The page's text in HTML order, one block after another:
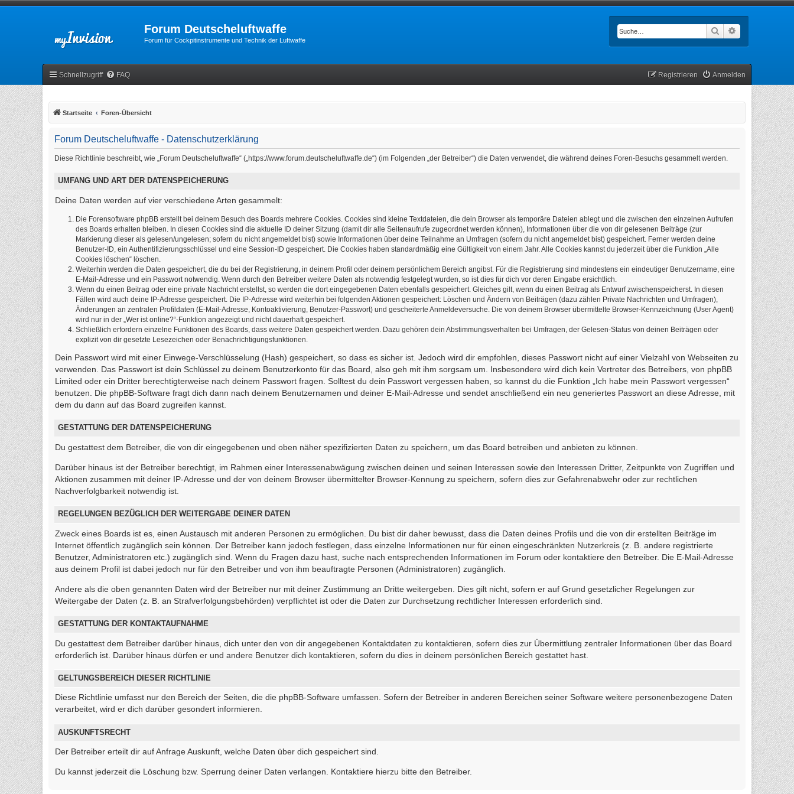
Forum Deutscheluftwaffe
Forum für Cockpitinstrumente und Technik der Luftwaffe
Suche
Schnellzugriff FAQ Anmelden
Registrieren
Startseite Foren-Übersicht
Forum Deutscheluftwaffe - Datenschutzerklärung
Diese Richtlinie beschreibt, wie „Forum Deutscheluftwaffe“ („https://www.forum.deutscheluftwaffe.de“) (im Folgenden „der Betreiber“) die Daten verwendet, die während deines Foren-Besuchs gesammelt werden.
UMFANG UND ART DER DATENSPEICHERUNG
Deine Daten werden auf vier verschiedene Arten gesammelt:
Die Forensoftware phpBB erstellt bei deinem Besuch des Boards mehrere Cookies. Cookies sind kleine Textdateien, die dein Browser als temporäre Dateien ablegt und die zwischen den einzelnen Aufrufen
des Boards erhalten bleiben. In diesen Cookies sind die aktuelle ID deiner Sitzung (damit dir alle Seitenaufrufe zugeordnet werden können), Informationen über die von dir gelesenen Beiträge (zur
Markierung dieser als gelesen/ungelesen; sofern du nicht angemeldet bist) sowie Informationen über deine Teilnahme an Umfragen (sofern du nicht angemeldet bist) gespeichert. Ferner werden deine
Benutzer-ID, ein Authentifizierungsschlüssel und eine Session-ID gespeichert. Die Cookies haben standardmäßig eine Gültigkeit von einem Jahr. Alle Cookies kannst du jederzeit über die Funktion „Alle
Cookies löschen“ löschen.
Weiterhin werden die Daten gespeichert, die du bei der Registrierung, in deinem Profil oder deinem persönlichem Bereich angibst. Für die Registrierung sind mindestens ein eindeutiger Benutzername, eine
E-Mail-Adresse und ein Passwort notwendig. Wenn durch den Betreiber weitere Daten als notwendig festgelegt wurden, so ist dies für dich vor deren Eingabe ersichtlich.
Wenn du einen Beitrag oder eine private Nachricht erstellst, so werden die dort eingegebenen Daten ebenfalls gespeichert. Gleiches gilt, wenn du einen Beitrag als Entwurf zwischenspeicherst. In diesen
Fällen wird auch deine IP-Adresse gespeichert. Die IP-Adresse wird weiterhin bei folgenden Aktionen gespeichert: Löschen und Ändern von Beiträgen (dazu zählen Private Nachrichten und Umfragen),
Änderungen an zentralen Profildaten (E-Mail-Adresse, Kontoaktivierung, Benutzer-Passwort) und gescheiterte Anmeldeversuche. Die von deinem Browser übermittelte Browser-Kennzeichnung (User Agent)
wird nur in der „Wer ist online?“-Funktion angezeigt und nicht dauerhaft gespeichert.
Schließlich erfordern einzelne Funktionen des Boards, dass weitere Daten gespeichert werden. Dazu gehören dein Abstimmungsverhalten bei Umfragen, der Gelesen-Status von deinen Beiträgen oder
explizit von dir gesetzte Lesezeichen oder Benachrichtigungsfunktionen.
Dein Passwort wird mit einer Einwege-Verschlüsselung (Hash) gespeichert, so dass es sicher ist. Jedoch wird dir empfohlen, dieses Passwort nicht auf einer Vielzahl von Webseiten zu
verwenden. Das Passwort ist dein Schlüssel zu deinem Benutzerkonto für das Board, also geh mit ihm sorgsam um. Insbesondere wird dich kein Vertreter des Betreibers, von phpBB
Limited oder ein Dritter berechtigterweise nach deinem Passwort fragen. Solltest du dein Passwort vergessen haben, so kannst du die Funktion „Ich habe mein Passwort vergessen“
benutzen. Die phpBB-Software fragt dich dann nach deinem Benutzernamen und deiner E-Mail-Adresse und sendet anschließend ein neu generiertes Passwort an diese Adresse, mit
dem du dann auf das Board zugreifen kannst.
GESTATTUNG DER DATENSPEICHERUNG
Du gestattest dem Betreiber, die von dir eingegebenen und oben näher spezifizierten Daten zu speichern, um das Board betreiben und anbieten zu können.
Darüber hinaus ist der Betreiber berechtigt, im Rahmen einer Interessenabwägung zwischen deinen und seinen Interessen sowie den Interessen Dritter, Zeitpunkte von Zugriffen und
Aktionen zusammen mit deiner IP-Adresse und der von deinem Browser übermittelter Browser-Kennung zu speichern, sofern dies zur Gefahrenabwehr oder zur rechtlichen
Nachverfolgbarkeit notwendig ist.
REGELUNGEN BEZÜGLICH DER WEITERGABE DEINER DATEN
Zweck eines Boards ist es, einen Austausch mit anderen Personen zu ermöglichen. Du bist dir daher bewusst, dass die Daten deines Profils und die von dir erstellten Beiträge im
Internet öffentlich zugänglich sein können. Der Betreiber kann jedoch festlegen, dass einzelne Informationen nur für einen eingeschränkten Nutzerkreis (z. B. andere registrierte
Benutzer, Administratoren etc.) zugänglich sind. Wenn du Fragen dazu hast, suche nach entsprechenden Informationen im Forum oder kontaktiere den Betreiber. Die E-Mail-Adresse
aus deinem Profil ist dabei jedoch nur für den Betreiber und von ihm beauftragte Personen (Administratoren) zugänglich.
Andere als die oben genannten Daten wird der Betreiber nur mit deiner Zustimmung an Dritte weitergeben. Dies gilt nicht, sofern er auf Grund gesetzlicher Regelungen zur
Weitergabe der Daten (z. B. an Strafverfolgungsbehörden) verpflichtet ist oder die Daten zur Durchsetzung rechtlicher Interessen erforderlich sind.
GESTATTUNG DER KONTAKTAUFNAHME
Du gestattest dem Betreiber darüber hinaus, dich unter den von dir angegebenen Kontaktdaten zu kontaktieren, sofern dies zur Übermittlung zentraler Informationen über das Board
erforderlich ist. Darüber hinaus dürfen er und andere Benutzer dich kontaktieren, sofern du dies in deinem persönlichen Bereich gestattet hast.
GELTUNGSBEREICH DIESER RICHTLINIE
Diese Richtlinie umfasst nur den Bereich der Seiten, die die phpBB-Software umfassen. Sofern der Betreiber in anderen Bereichen seiner Software weitere personenbezogene Daten
verarbeitet, wird er dich darüber gesondert informieren.
AUSKUNFTSRECHT
Der Betreiber erteilt dir auf Anfrage Auskunft, welche Daten über dich gespeichert sind.
Du kannst jederzeit die Löschung bzw. Sperrung deiner Daten verlangen. Kontaktiere hierzu bitte den Betreiber.